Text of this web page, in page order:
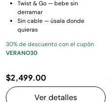
Twist & Go — bebe sin
derramar
Sin cable — úsala donde
quieras
30% de descuento con el cupón
VERANO30
$2,499.00
Ver detalles